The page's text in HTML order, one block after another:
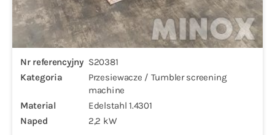
Nr referencyjny S20381
Kategoria
Przesiewacze / Tumbler screening
machine
Material
Edelstahl 1.4301
Naped
2,2 kW